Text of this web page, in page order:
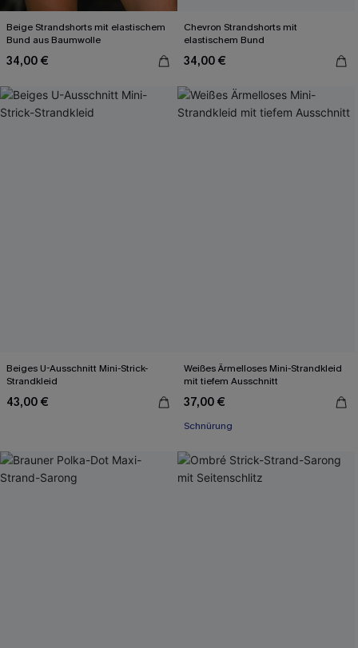
Beige Strandshorts mit elastischem
Bund aus Baumwolle
34,00 €
Chevron Strandshorts mit
elastischem Bund
34,00 €
Beiges U-Ausschnitt Mini-Strick-
Strandkleid
43,00 €
Weißes Ärmelloses Mini-Strandkleid
mit tiefem Ausschnitt
37,00 €
Schnürung